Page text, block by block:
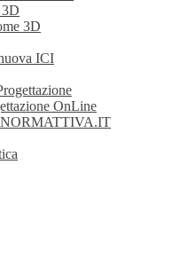
3D
3D
ICI
OnLine
NORMATTIVA.IT